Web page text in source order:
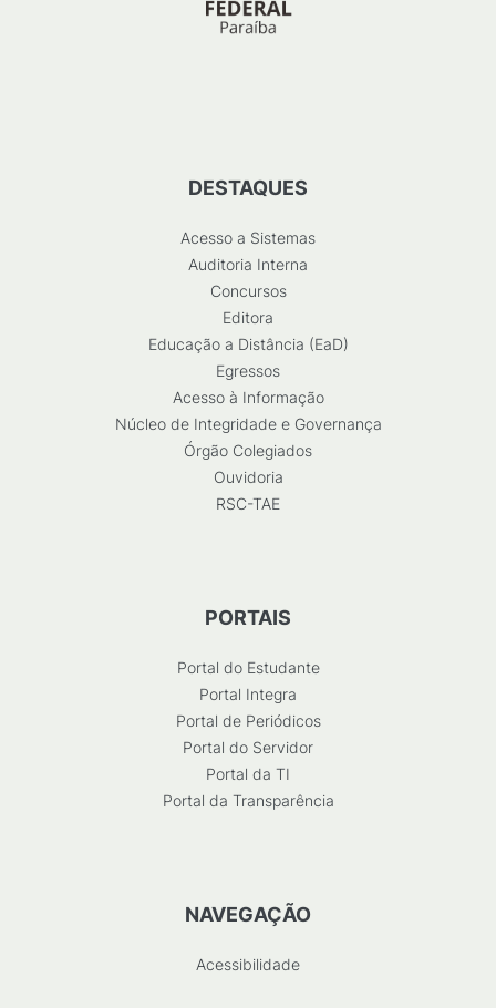
DESTAQUES
Acesso a Sistemas
Auditoria Interna
Concursos
Editora
Educação a Distância (EaD)
Egressos
Acesso à Informação
Núcleo de Integridade e Governança
Órgão Colegiados
Ouvidoria
RSC-TAE
PORTAIS
Portal do Estudante
Portal Integra
Portal de Periódicos
Portal do Servidor
Portal da TI
Portal da Transparência
NAVEGAÇÃO
Acessibilidade